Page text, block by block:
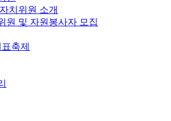
치위원 소개
원 및 자원봉사자 모집
축제